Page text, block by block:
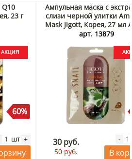
23 г
60%
шт +
Ампульная маска с
слизи черной улитки
Mask Jigott, Корея, 27 мл
арт. 13879
30 руб.
50 руб.
-
В